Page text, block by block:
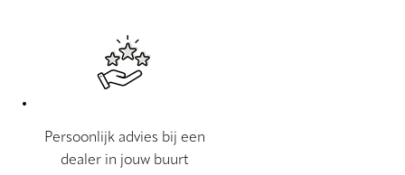
Persoonlijk advies bij een
dealer in jouw buurt